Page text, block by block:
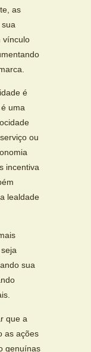
as
vínculo
é
uma
ou
incentiva
lealdade
sua
que a
as ações
genuínas